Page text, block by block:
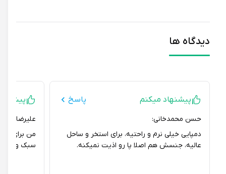
دیدگاه ها
پیشنهاد میکنم پاسخ
حسن محمدخانی:
دمپایی خیلی نرم و راحتیه، برای استخر و ساحل
عالیه، جنسش هم اصلا پا رو اذیت نمیکنه.
پیشنهاد
علیرضا معتکف:
من برای
سبک و